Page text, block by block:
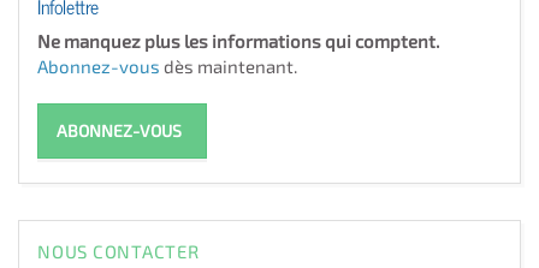
Ne manquez plus les informations qui comptent.
Abonnez-vous dès maintenant.
ABONNEZ-VOUS
NOUS CONTACTER